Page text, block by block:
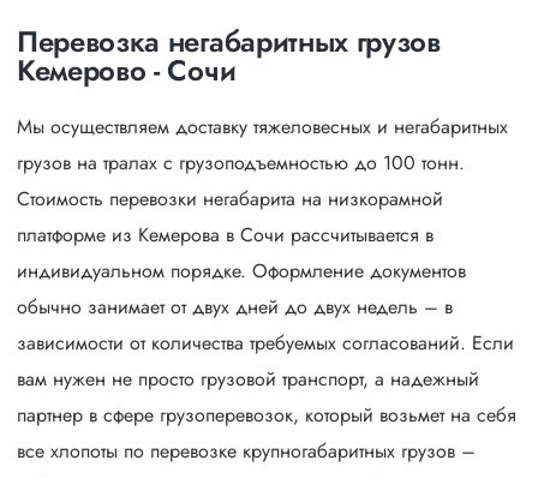
Перевозка негабаритных грузов
Кемерово - Сочи
Мы осуществляем доставку тяжеловесных и негабаритных
грузов на тралах с грузоподъемностью до 100 тонн.
Стоимость перевозки негабарита на низкорамной
платформе из Кемерова в Сочи рассчитывается в
индивидуальном порядке. Оформление документов
обычно занимает от двух дней до двух недель – в
зависимости от количества требуемых согласований. Если
вам нужен не просто грузовой транспорт, а надежный
партнер в сфере грузоперевозок, который возьмет на себя
все хлопоты по перевозке крупногабаритных грузов –